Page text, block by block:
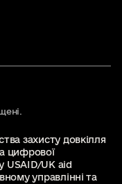
захисту довкілля
цифрової
USAID/UK aid
управлінні та